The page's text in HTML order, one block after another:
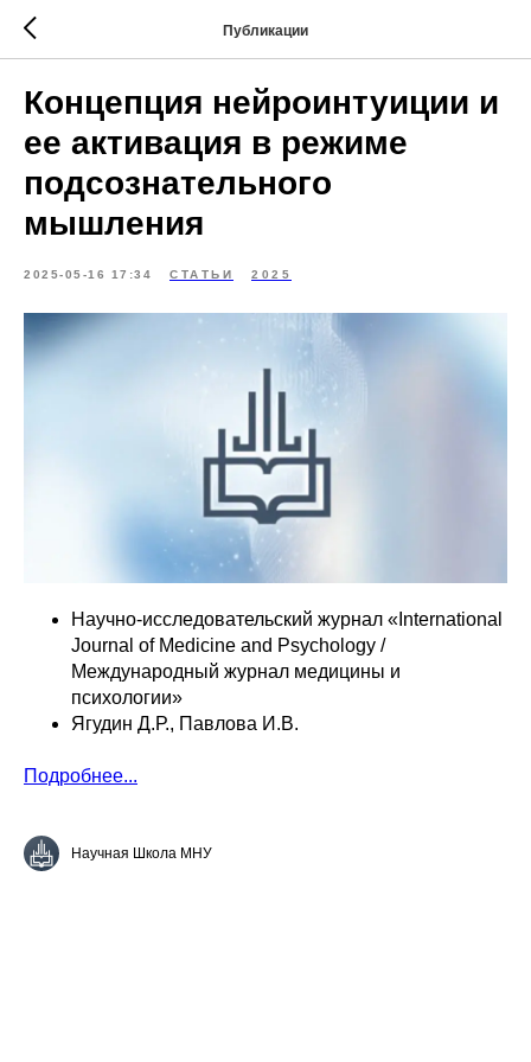
Публикации
Концепция нейроинтуиции и
ее активация в режиме
подсознательного
мышления
2025-05-16 17:34 СТАТЬИ 2025
Научно-исследовательский журнал «International
Journal of Medicine and Psychology /
Международный журнал медицины и
психологии»
Ягудин Д.Р., Павлова И.В.
Подробнее...
Научная Школа МНУ